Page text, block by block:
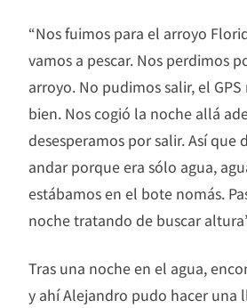
“Nos fuimos para el arroyo
vamos a pescar. Nos perdimos
arroyo. No pudimos salir, el
bien. Nos cogió la noche allá
desesperamos por salir. Así que
andar porque era sólo agua,
estábamos en el bote nomás.
noche tratando de buscar
Tras una noche en el agua,
y ahí Alejandro pudo hacer una